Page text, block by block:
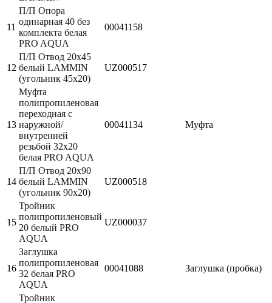
11
П/П Опора
одинарная 40 без
комплекта белая
PRO AQUA
00041158
12
П/П Отвод 20х45
белый LAMMIN
(угольник 45х20)
UZ000517
13
Муфта
полипропиленовая
переходная с
наружной/
внутренней
резьбой 32х20
белая PRO AQUA
00041134 Муфта
14
П/П Отвод 20х90
белый LAMMIN
(угольник 90х20)
UZ000518
15
Тройник
полипропиленовый
20 белый PRO
AQUA
UZ000037
16
Заглушка
полипропиленовая
32 белая PRO
AQUA
00041088 Заглушка (пробка)
Тройник